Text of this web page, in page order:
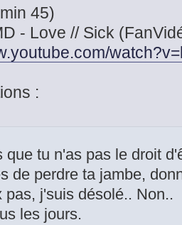
45)
- Love // Sick
:
que tu n'as pas le droit
de perdre ta jambe,
pas, j'suis désolé.. Non..
les jours.